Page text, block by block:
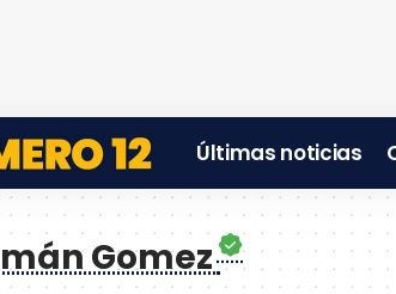
Últimas noticias
Gomez